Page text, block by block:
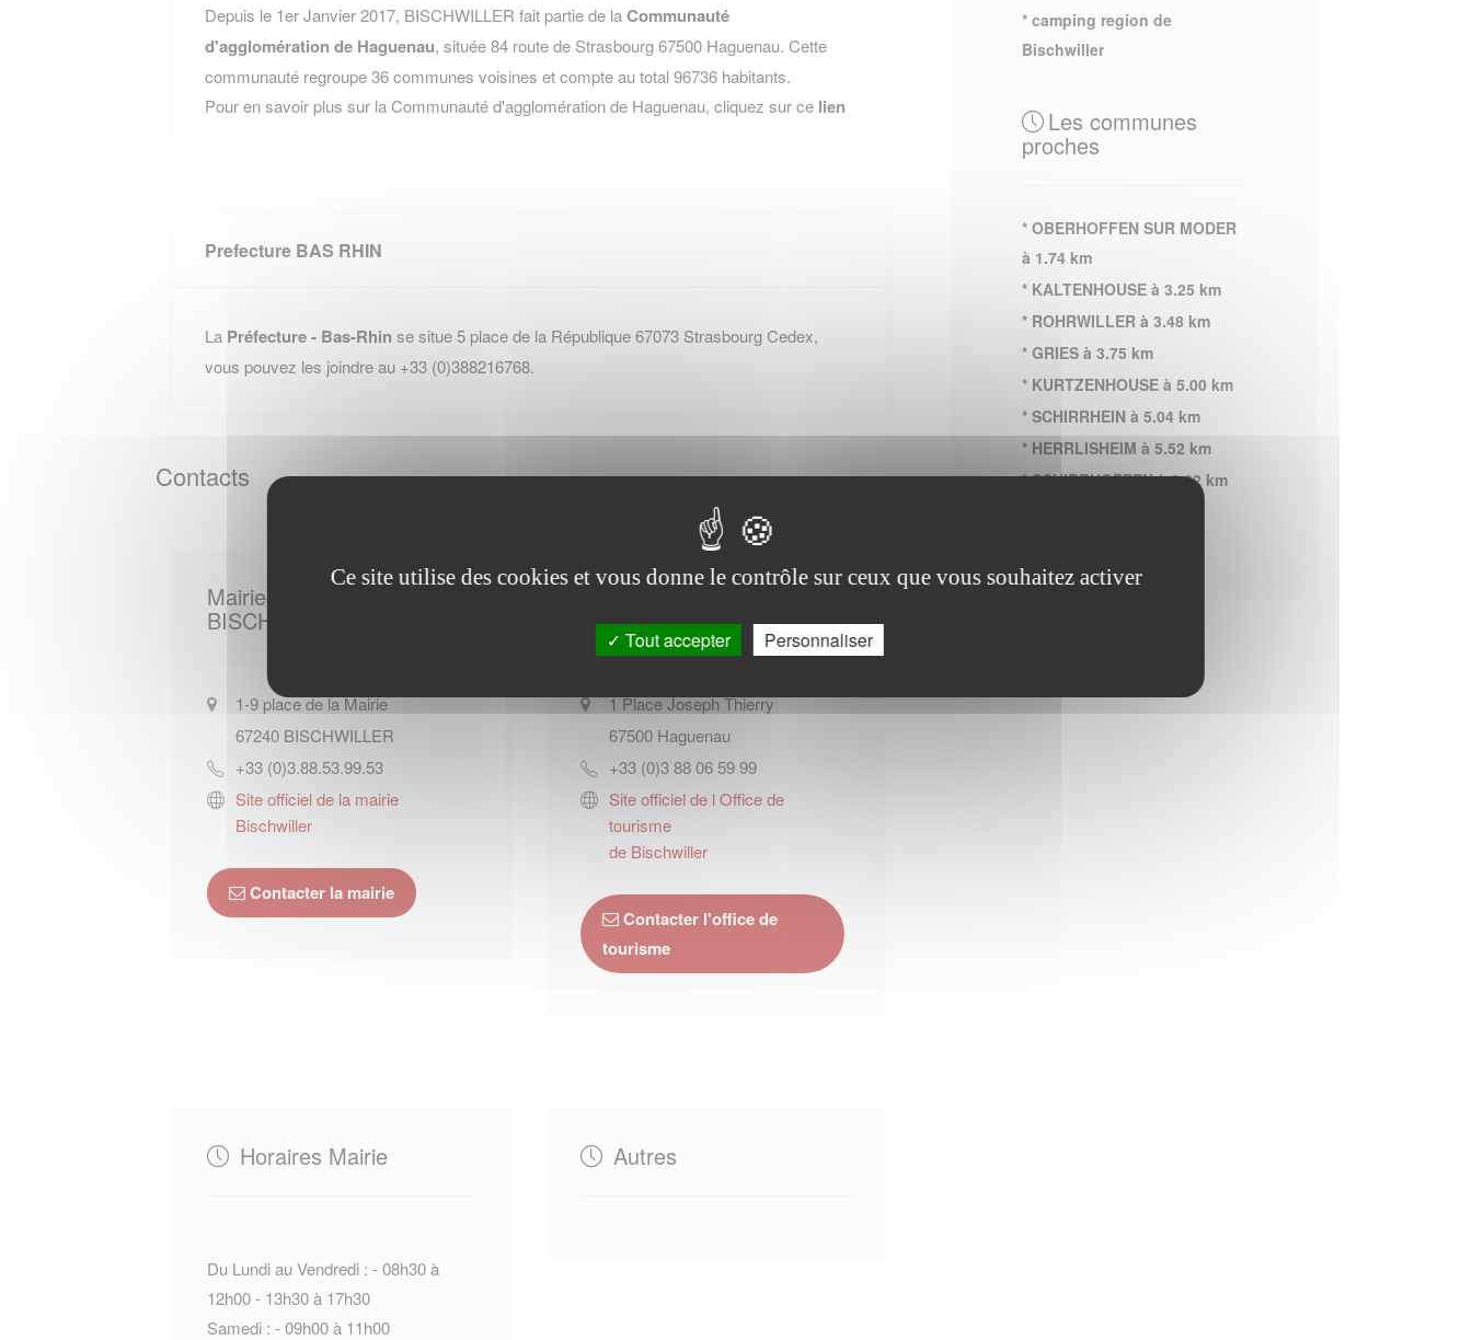
Depuis le 1er Janvier 2017, BISCHWILLER fait partie de laCommunauté
d'agglomération de Haguenau, située 84 route de Strasbourg 67500 Haguenau. Cette
communauté regroupe 36 communes voisines et compte au total 96736 habitants.
Pour en savoir plus sur la Communauté d'agglomération de Haguenau, cliquez sur ce lien
Prefecture BAS RHIN
La Préfecture - Bas-Rhin se situe 5 place de la République 67073 Strasbourg Cedex,
vous pouvez les joindre au +33 (0)388216768.
Contacts
Mairie de
BISCHWILLER
1-9 place de la Mairie
67240 BISCHWILLER
+33 (0)3.88.53.99.53
Site officiel de la mairie
Bischwiller
Contacter la mairie
Bischwiller
1 Place Joseph Thierry
67500 Haguenau
+33 (0)3 88 06 59 99
Site officiel de l Office de
tourisme
de Bischwiller
Contacter l'office de
tourisme
Horaires Mairie
Du Lundi au Vendredi : - 08h30 à
12h00 - 13h30 à 17h30
Samedi : - 09h00 à 11h00
Autres
* camping region de
Bischwiller
Les communes
proches
* OBERHOFFEN SUR MODER
à 1.74 km
* KALTENHOUSE à 3.25 km
* ROHRWILLER à 3.48 km
* GRIES à 3.75 km
* KURTZENHOUSE à 5.00 km
* SCHIRRHEIN à 5.04 km
* HERRLISHEIM à 5.52 km
* SCHIRRHOFFEN à 6.22 km
Ce site utilise des cookies et vous donne le contrôle sur ceux que vous souhaitez activer
Tout accepter Personnaliser